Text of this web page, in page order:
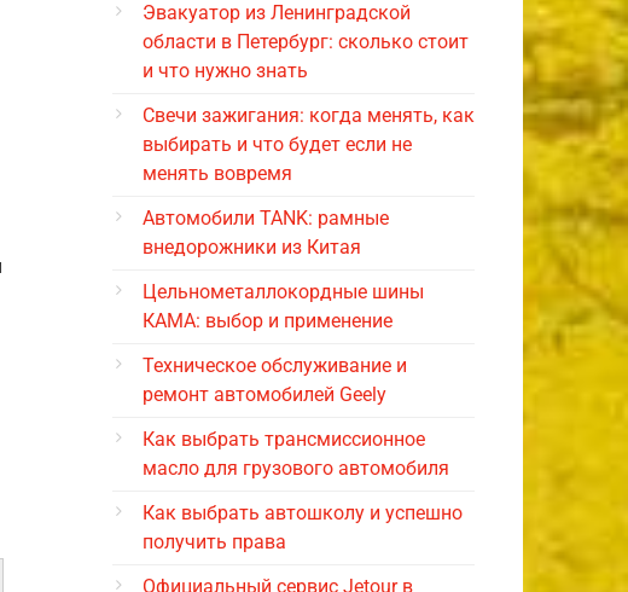
Эвакуатор из Ленинградской
области в Петербург: сколько стоит
и что нужно знать
Свечи зажигания: когда менять, как
выбирать и что будет если не
менять вовремя
Автомобили TANK: рамные
внедорожники из Китая
Цельнометаллокордные шины
КАМА: выбор и применение
Техническое обслуживание и
ремонт автомобилей Geely
Как выбрать трансмиссионное
масло для грузового автомобиля
Как выбрать автошколу и успешно
получить права
Официальный сервис Jetour в